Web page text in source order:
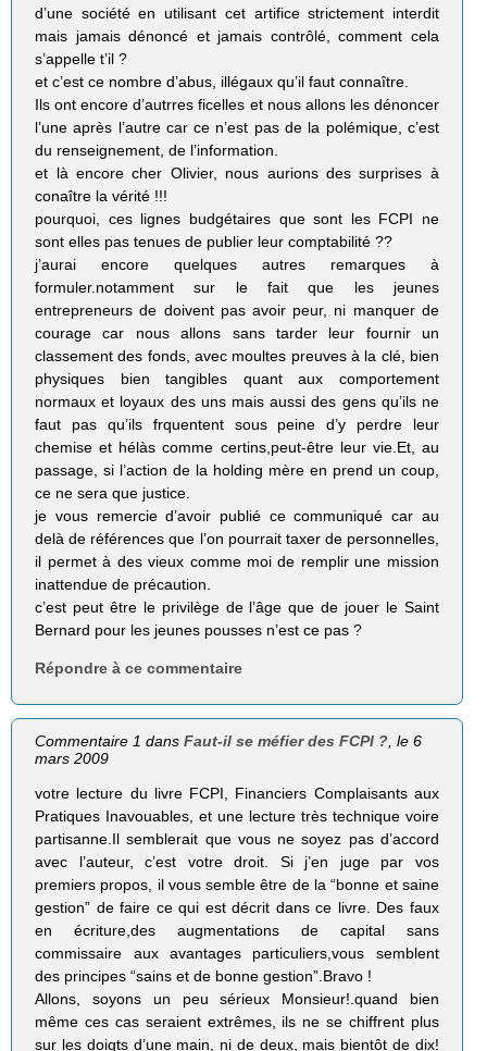
d’une société en utilisant cet artifice strictement interdit
mais jamais dénoncé et jamais contrôlé, comment cela
s’appelle t’il ?
et c’est ce nombre d’abus, illégaux qu’il faut connaître.
Ils ont encore d’autrres ficelles et nous allons les dénoncer
l’une après l’autre car ce n’est pas de la polémique, c’est
du renseignement, de l’information.
et là encore cher Olivier, nous aurions des surprises à
conaître la vérité !!!
pourquoi, ces lignes budgétaires que sont les FCPI ne
sont elles pas tenues de publier leur comptabilité ??
j’aurai encore quelques autres remarques à
formuler.notamment sur le fait que les jeunes
entrepreneurs de doivent pas avoir peur, ni manquer de
courage car nous allons sans tarder leur fournir un
classement des fonds, avec moultes preuves à la clé, bien
physiques bien tangibles quant aux comportement
normaux et loyaux des uns mais aussi des gens qu’ils ne
faut pas qu’ils frquentent sous peine d’y perdre leur
chemise et hélàs comme certins,peut-être leur vie.Et, au
passage, si l’action de la holding mère en prend un coup,
ce ne sera que justice.
je vous remercie d’avoir publié ce communiqué car au
delà de références que l’on pourrait taxer de personnelles,
il permet à des vieux comme moi de remplir une mission
inattendue de précaution.
c’est peut être le privilège de l’âge que de jouer le Saint
Bernard pour les jeunes pousses n’est ce pas ?
Répondre à ce commentaire
Commentaire 1 dansFaut-il se méfier des FCPI ? , le 6
mars 2009
votre lecture du livre FCPI, Financiers Complaisants aux
Pratiques Inavouables, et une lecture très technique voire
partisanne.Il semblerait que vous ne soyez pas d’accord
avec l’auteur, c’est votre droit. Si j’en juge par vos
premiers propos, il vous semble être de la “bonne et saine
gestion” de faire ce qui est décrit dans ce livre. Des faux
en écriture,des augmentations de capital sans
commissaire aux avantages particuliers,vous semblent
des principes “sains et de bonne gestion”.Bravo !
Allons, soyons un peu sérieux Monsieur!.quand bien
même ces cas seraient extrêmes, ils ne se chiffrent plus
sur les doigts d’une main, ni de deux, mais bientôt de dix!